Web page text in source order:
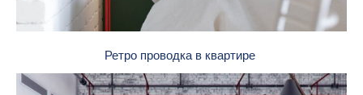
Ретро проводка в квартире